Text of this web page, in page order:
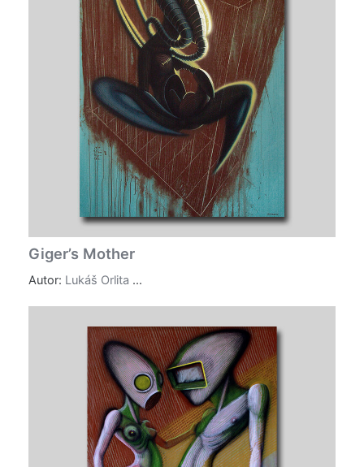
Giger’s Mother
Autor: Lukáš Orlita ...